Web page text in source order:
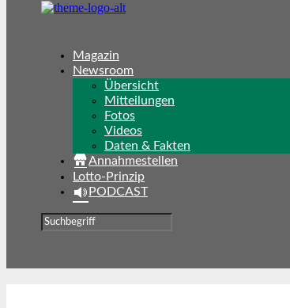
Magazin
Newsroom
Übersicht
Mitteilungen
Fotos
Videos
Daten & Fakten
Annahmestellen
Lotto-Prinzip
PODCAST